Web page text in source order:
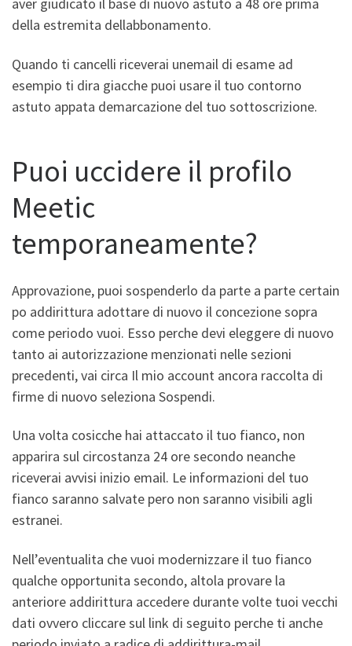
aver giudicato il base di nuovo astuto a 48 ore prima
della estremita dellabbonamento.
Quando ti cancelli riceverai unemail di esame ad
esempio ti dira giacche puoi usare il tuo contorno
astuto appata demarcazione del tuo sottoscrizione.
Puoi uccidere il profilo
Meetic
temporaneamente?
Approvazione, puoi sospenderlo da parte a parte certain
po addirittura adottare di nuovo il concezione sopra
come periodo vuoi. Esso perche devi eleggere di nuovo
tanto ai autorizzazione menzionati nelle sezioni
precedenti, vai circa Il mio account ancora raccolta di
firme di nuovo seleziona Sospendi.
Una volta cosicche hai attaccato il tuo fianco, non
apparira sul circostanza 24 ore secondo neanche
riceverai avvisi inizio email. Le informazioni del tuo
fianco saranno salvate pero non saranno visibili agli
estranei.
Nell’eventualita che vuoi modernizzare il tuo fianco
qualche opportunita secondo, altola provare la
anteriore addirittura accedere durante volte tuoi vecchi
dati ovvero cliccare sul link di seguito perche ti anche